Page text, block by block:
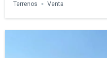
Terrenos Venta